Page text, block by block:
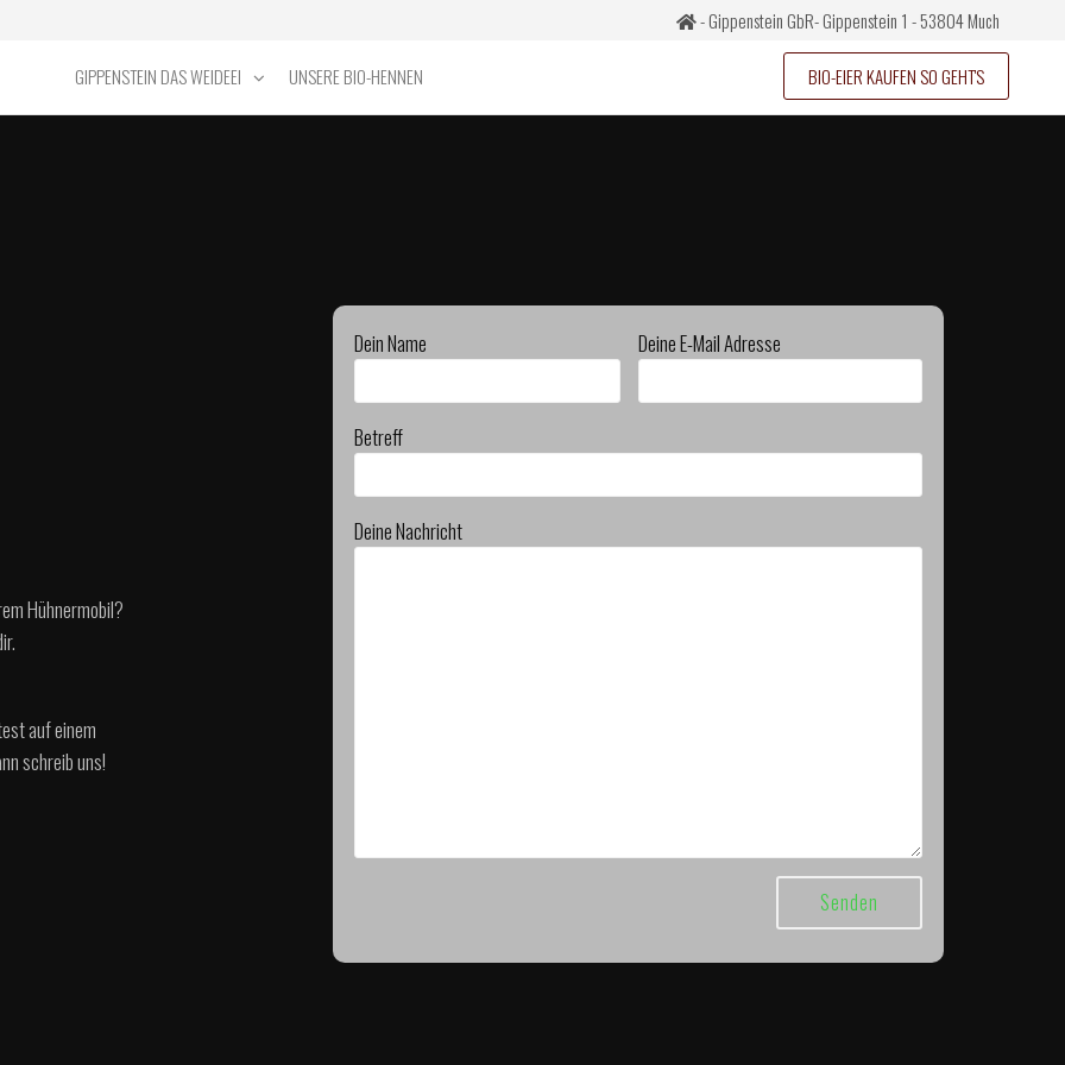
- Gippenstein GbR- Gippenstein 1 - 53804 Much
BIO-EIER KAUFEN SO GEHT'S
GIPPENSTEIN DAS WEIDEEI UNSERE BIO-HENNEN
Hühnermobil?
auf einem
schreib uns!
Dein Name Deine E-Mail Adresse
Betreff
Deine Nachricht